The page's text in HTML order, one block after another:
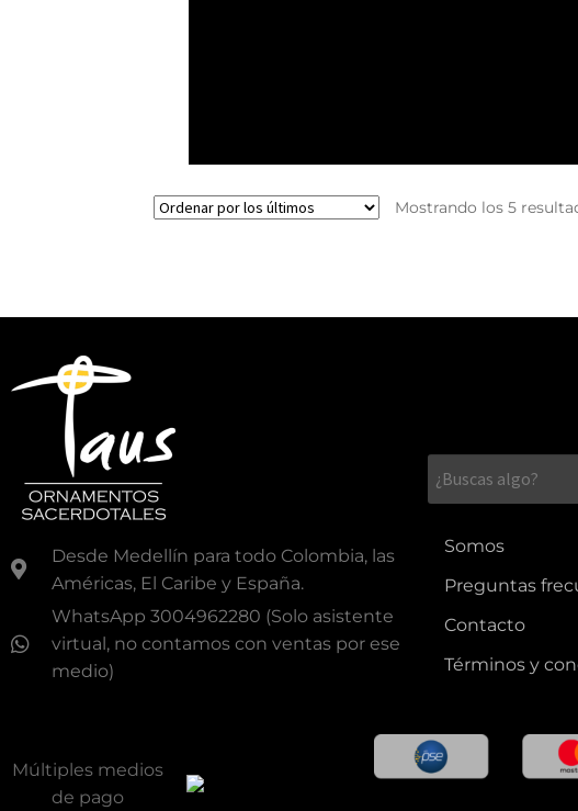
Mostrando los 5
Desde Medellín para todo Colombia, las
Américas, El Caribe y España.
WhatsApp 3004962280 (Solo asistente
virtual, no contamos con ventas por ese
medio)
Somos
Preguntas
Contacto
Términos y
Múltiples medios
de pago